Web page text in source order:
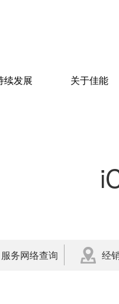
续发展 关于佳能
服务网络查询 经